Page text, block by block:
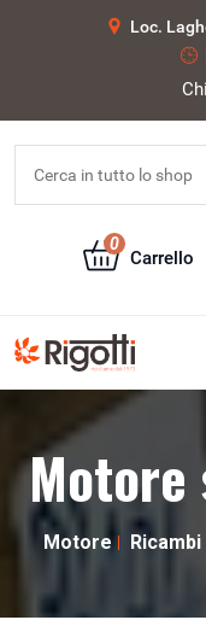
Loc.
0
Carrello
Motore
Motore